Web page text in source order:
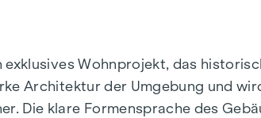
Wohnprojekt, das
Architektur der Umgebung und
Die klare Formensprache des